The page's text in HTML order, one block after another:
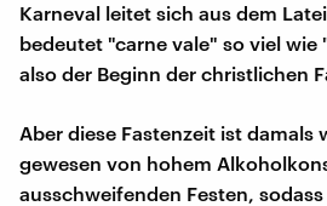
Karneval leitet sich aus dem
bedeutet "carne vale" so viel wie
also der Beginn der christlichen
Aber diese Fastenzeit ist damals
gewesen von hohem
ausschweifenden Festen,